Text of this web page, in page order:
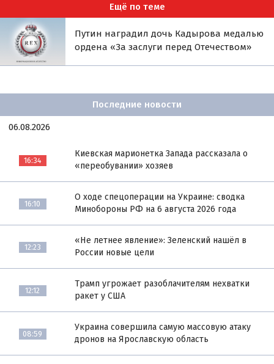
Ещё по теме
Путин наградил дочь Кадырова медалью
ордена «За заслуги перед Отечеством»
Последние новости
06.08.2026
16:34
Киевская марионетка Запада рассказала о
«переобувании» хозяев
16:10
О ходе спецоперации на Украине: сводка
Минобороны РФ на 6 августа 2026 года
12:23
«Не летнее явление»: Зеленский нашёл в
России новые цели
12:12
Трамп угрожает разоблачителям нехватки
ракет у США
08:59
Украина совершила самую массовую атаку
дронов на Ярославскую область